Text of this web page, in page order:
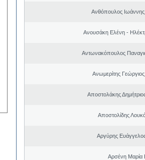
Ανθόπουλος Ιωάννης
Ανουσάκη Ελένη -
Αντωνακόπουλος
Ανωμερίτης
Αποστολάκης
Αποστολίδης
Αργύρης
Αρσένη Μαρία